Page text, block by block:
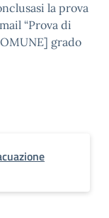
la prova
“Prova di
grado